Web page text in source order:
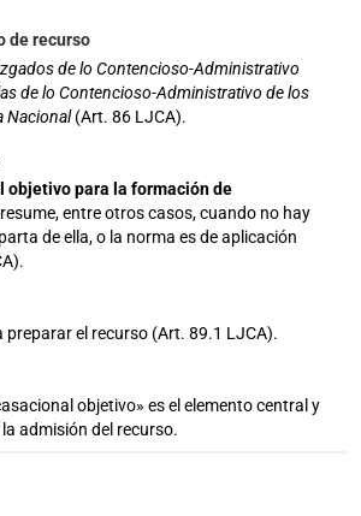
de lo Contencioso-Administrativo
de lo Contencioso-Administrativo de los
Nacional(Art. 86 LJCA).
objetivo para la formación de
entre otros casos, cuando no hay
de ella, o la norma es de aplicación
preparar el recurso (Art. 89.1 LJCA).
objetivo» es el elemento central y
admisión del recurso.